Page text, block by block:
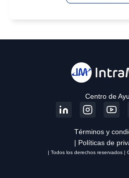
Centro de
Términos y
| Políticas de
| Todos los derechos reservados |